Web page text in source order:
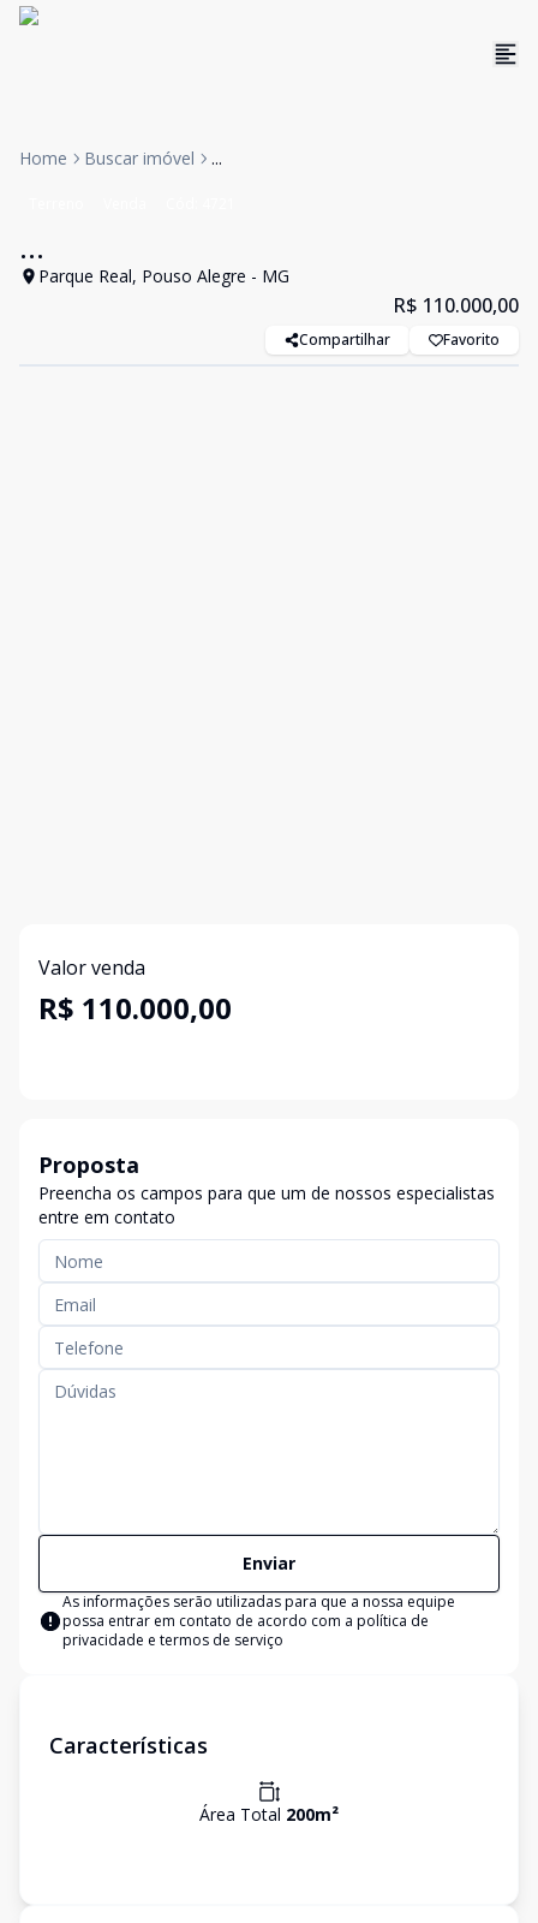
Home Buscar imóvel ...
...
Parque Real, Pouso Alegre - MG
R$ 110.000,00
Compartilhar Favorito
Valor venda
R$ 110.000,00
Proposta
Preencha os campos para que um de nossos especialistas
entre em contato
Enviar
As informações serão utilizadas para que a nossa equipe
possa entrar em contato de acordo com a política de
privacidade e termos de serviço
Características
Área Total 200m²